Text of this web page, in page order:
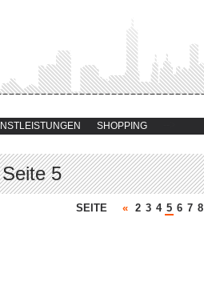
SHOPPING
5
SEITE « 2 3 4 5 6 7 8